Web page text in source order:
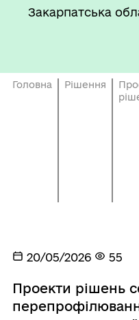
Закарпатська
Головна Рішення
20/05/2026 55
Проекти рішень